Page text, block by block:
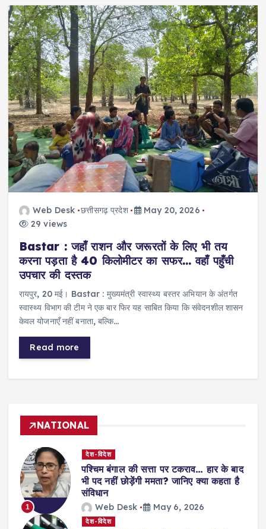
Web Desk छत्तीसगढ़ प्रदेश
May 20, 2026
29 views
Bastar : जहाँ राशन और जरूरतों के लिए भी तय
करना पड़ता है 40 किलोमीटर का सफर… वहाँ पहुँची
उपचार की दस्तक
रायपुर, 20 मई। Bastar : मुख्यमंत्री स्वास्थ्य बस्तर अभियान के अंतर्गत
स्वास्थ्य विभाग की टीम ने एक बार फिर यह साबित किया कि संवेदनशील शासन
केवल योजनाएँ नहीं बनाता, बल्कि…
Read more
NATIONAL
1
देश-विदेश
पश्चिम बंगाल की सत्ता पर टकराव… हार के बाद
भी पद नहीं छोड़ेंगी ममता? जानिए क्या कहता है
संविधान
Web Desk May 6, 2026
देश-विदेश